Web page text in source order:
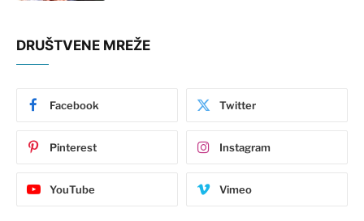
DRUŠTVENE MREŽE
Facebook Twitter
Pinterest Instagram
YouTube Vimeo